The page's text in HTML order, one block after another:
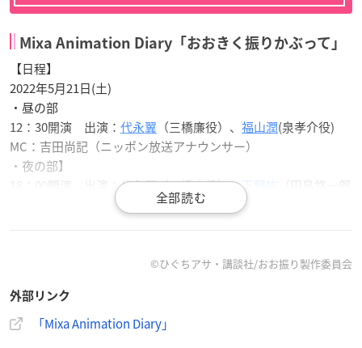
Mixa Animation Diary「おおきく振りかぶって」
【日程】
2022年5月21日(土)
・昼の部
12：30開演 出演： 代永翼 （三橋廉役）、 福山潤(泉孝介役)
MC：吉田尚記（ニッポン放送アナウンサー）
・夜の部】
18：00開演 出演：代永翼（三橋廉役）、下野紘
（田島悠一郎
（東京都豊島区東池袋1-14-3 Mixalive TOKYO ６F）
©ひぐちアサ・講談社/おお振り製作委員会
外部リンク
「Mixa Animation Diary」